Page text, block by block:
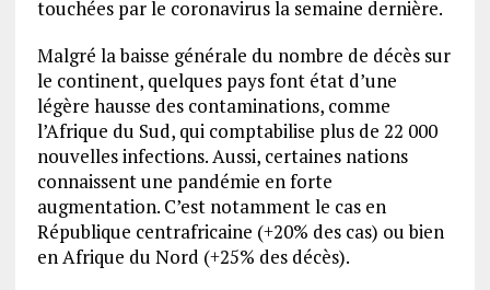
touchées par le coronavirus la semaine dernière.
Malgré la baisse générale du nombre de décès sur
le continent, quelques pays font état d’une
légère hausse des contaminations, comme
l’Afrique du Sud, qui comptabilise plus de 22 000
nouvelles infections. Aussi, certaines nations
connaissent une pandémie en forte
augmentation. C’est notamment le cas en
République centrafricaine (+20% des cas) ou bien
en Afrique du Nord (+25% des décès).